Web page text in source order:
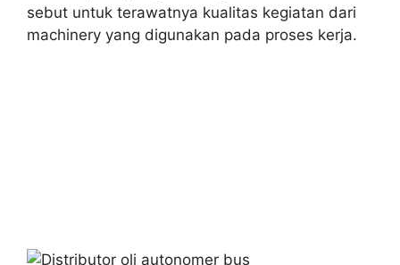
sebut untuk terawatnya kualitas kegiatan dari
machinery yang digunakan pada proses kerja.